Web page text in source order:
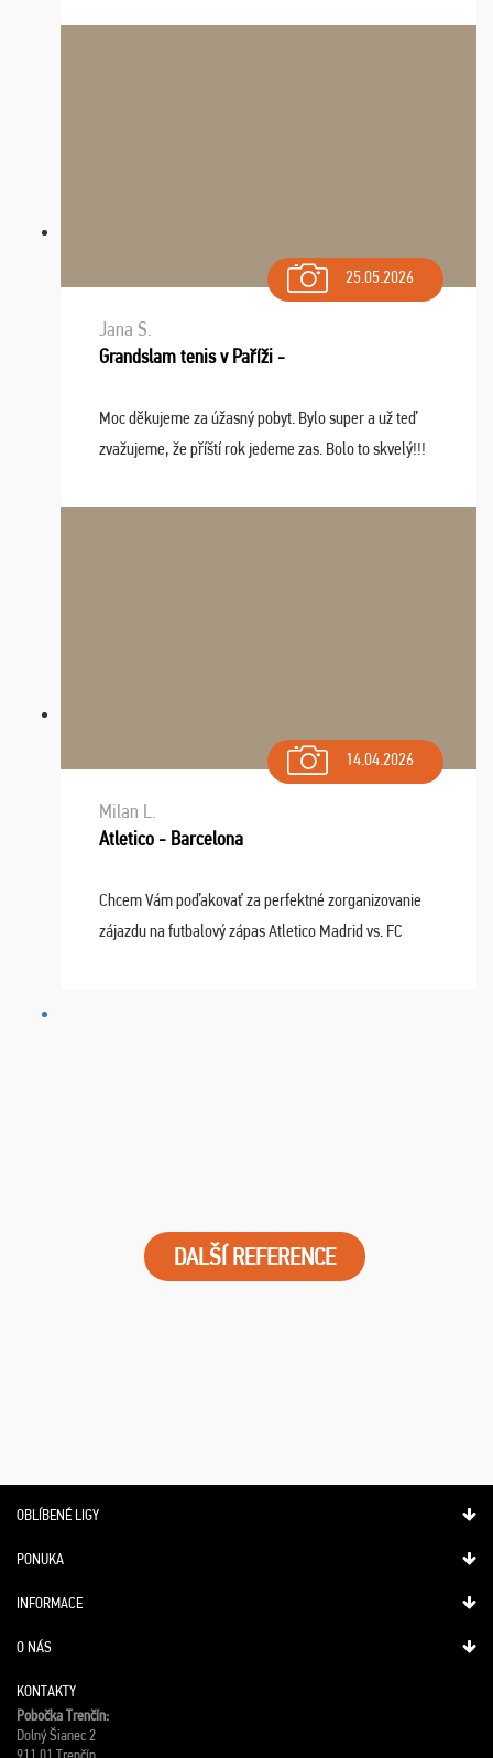
spomínať a zväžujeme repete budúci rok : ...
25.05.2026
Jana S.
Grandslam tenis v Paříži -
Moc děkujeme za úžasný pobyt. Bylo super a už teď
zvažujeme, že příští rok jedeme zas. Bolo to skvelý!!!
14.04.2026
Milan L.
Atletico - Barcelona
Chcem Vám poďakovať za perfektné zorganizovanie
zájazdu na futbalový zápas Atletico Madrid vs. FC
DALŠÍ REFERENCE
OBLÍBENÉ LIGY
PONUKA
INFORMACE
O NÁS
KONTAKTY
Pobočka Trenčín:
Dolný Šianec 2